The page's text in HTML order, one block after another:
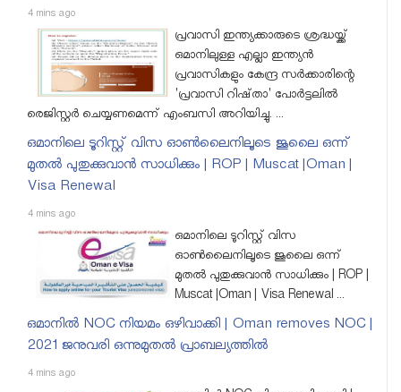
4 mins ago
പ്രവാസി ഇന്ത്യക്കാരുടെ ശ്രദ്ധയ്ക്ക്
ഒമാനിലുള്ള എല്ലാ ഇന്ത്യൻ
പ്രവാസികളും കേന്ദ്ര സർക്കാരിന്റെ
'പ്രവാസി റിഷ്താ' പോർട്ടലിൽ
രെജിസ്റ്റർ ചെയ്യണമെന്ന് എംബസി അറിയിച്ചു. ...
ഒമാനിലെ ടൂറിസ്റ്റ് വിസ ഓണ്‍ലൈനിലൂടെ ജൂലൈ ഒന്ന്
മുതല്‍ പുതുക്കുവാന്‍ സാധിക്കും | ROP | Muscat |Oman |
Visa Renewal
4 mins ago
ഒമാനിലെ ടൂറിസ്റ്റ് വിസ
ഓണ്‍ലൈനിലൂടെ ജൂലൈ ഒന്ന്
മുതല്‍ പുതുക്കുവാന്‍ സാധിക്കും | ROP |
Muscat |Oman | Visa Renewal ...
ഒമാനില്‍ NOC നിയമം ഒഴിവാക്കി | Oman removes NOC |
2021 ജനുവരി ഒന്നുമുതല്‍ പ്രാബല്യത്തില്‍
4 mins ago